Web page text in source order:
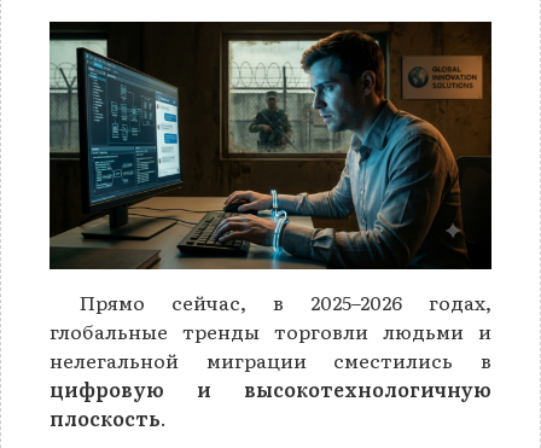
Прямо сейчас, в 2025–2026 годах,
глобальные тренды торговли людьми и
нелегальной миграции сместились в
цифровую и высокотехнологичную
плоскость.